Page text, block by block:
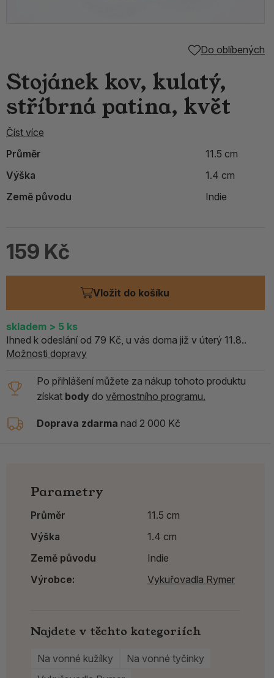
Do oblíbených
Stojánek kov, kulatý,
stříbrná patina, květ
Číst více
Průměr
11.5 cm
Výška
1.4 cm
Země původu
Indie
159 Kč
Vložit do košíku
skladem > 5 ks
Ihned k odeslání od 79 Kč, u vás doma již v úterý 11.8..
Možnosti dopravy
Po přihlášení můžete za nákup tohoto produktu
získat body do věrnostního programu.
Doprava zdarma nad 2 000 Kč
Parametry
Průměr
11.5 cm
Výška
1.4 cm
Země původu
Indie
Výrobce:
Vykuřovadla Rymer
Najdete v těchto kategoriích
Na vonné kužílky
Na vonné tyčinky